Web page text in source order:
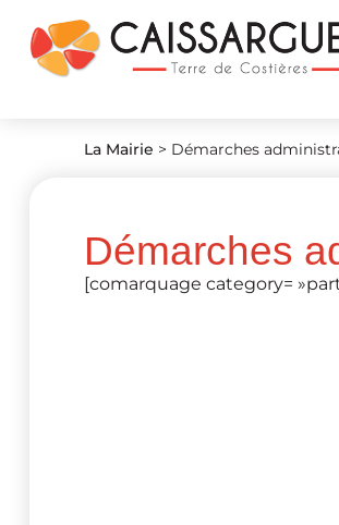
La Mairie > Démarches
Démarches
[comarquage category=